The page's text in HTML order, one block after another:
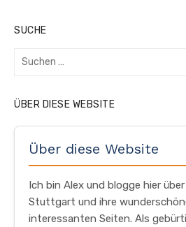
SUCHE
Suchen
ÜBER DIESE WEBSITE
Über diese Website
Ich bin Alex und blogge hier
Stuttgart und ihre
interessanten Seiten. Als